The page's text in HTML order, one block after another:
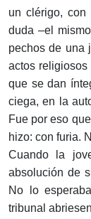
un clérigo, con
duda –el
pechos de una
actos
que se dan
ciega, en la
Fue por eso
hizo: con furia.
Cuando la
absolución de
No lo
tribunal